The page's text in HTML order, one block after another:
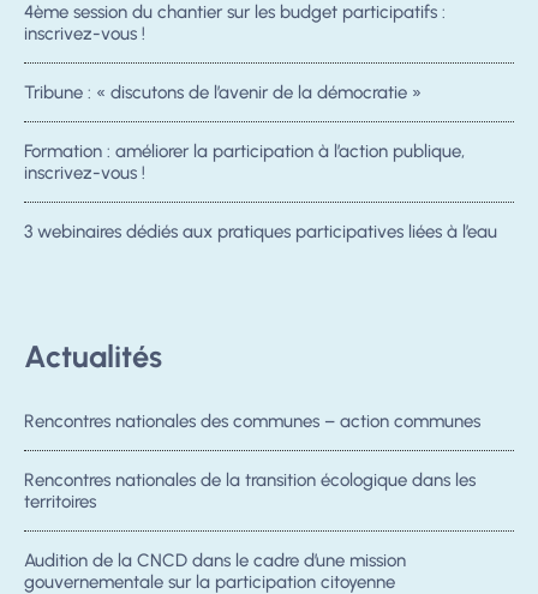
4ème session du chantier sur les budget participatifs :
inscrivez-vous !
Tribune : « discutons de l’avenir de la démocratie »
Formation : améliorer la participation à l’action publique,
inscrivez-vous !
3 webinaires dédiés aux pratiques participatives liées à l’eau
Actualités
Rencontres nationales des communes – action communes
Rencontres nationales de la transition écologique dans les
territoires
Audition de la CNCD dans le cadre d’une mission
gouvernementale sur la participation citoyenne